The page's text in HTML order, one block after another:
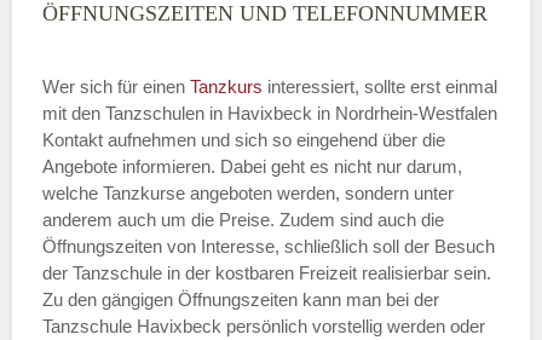
ÖFFNUNGSZEITEN UND TELEFONNUMMER
Wer sich für einen Tanzkurs interessiert, sollte erst einmal
mit den Tanzschulen in Havixbeck in Nordrhein-Westfalen
Kontakt aufnehmen und sich so eingehend über die
Angebote informieren. Dabei geht es nicht nur darum,
welche Tanzkurse angeboten werden, sondern unter
anderem auch um die Preise. Zudem sind auch die
Öffnungszeiten von Interesse, schließlich soll der Besuch
der Tanzschule in der kostbaren Freizeit realisierbar sein.
Zu den gängigen Öffnungszeiten kann man bei der
Tanzschule Havixbeck persönlich vorstellig werden oder